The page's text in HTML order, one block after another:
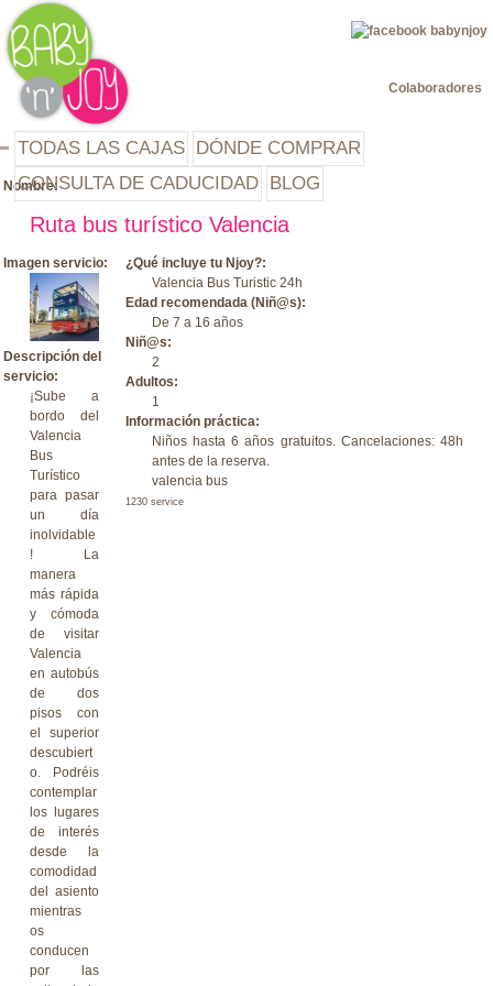
TODAS LAS CAJAS DÓNDE COMPRAR
CONSULTA DE CADUCIDAD BLOG
Colaboradores
Nombre:
Ruta bus turístico Valencia
Imagen servicio:
Descripción del
servicio:
¡Sube a
bordo del
Valencia
Bus
Turístico
para pasar
un día
inolvidable
! La
manera
más rápida
y cómoda
de visitar
Valencia
en autobús
de dos
pisos con
el superior
descubiert
o. Podréis
contemplar
los lugares
de interés
desde la
comodidad
del asiento
mientras
os
conducen
por las
¿Qué incluye tu Njoy?:
Valencia Bus Turistic 24h
Edad recomendada (Niñ@s):
De 7 a 16 años
Niñ@s:
2
Adultos:
1
Información práctica:
Niños hasta 6 años gratuitos. Cancelaciones: 48h
antes de la reserva.
valencia bus
1230 service